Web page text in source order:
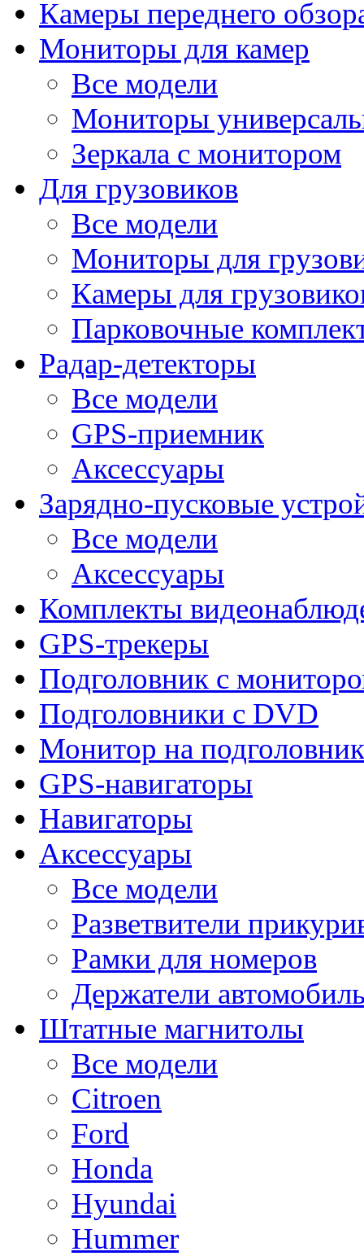
Камеры переднего
Мониторы для камер
Все модели
Мониторы
Зеркала с монитором
Для грузовиков
Все модели
Мониторы для
Камеры для
Парковочные
Радар-детекторы
Все модели
GPS-приемник
Аксессуары
Зарядно-пусковые
Все модели
Аксессуары
Комплекты
GPS-трекеры
Подголовник с
Подголовники с DVD
Монитор на подголовник
GPS-навигаторы
Навигаторы
Аксессуары
Все модели
Разветвители
Рамки для номеров
Держатели
Штатные магнитолы
Все модели
Citroen
Ford
Honda
Hyundai
Hummer